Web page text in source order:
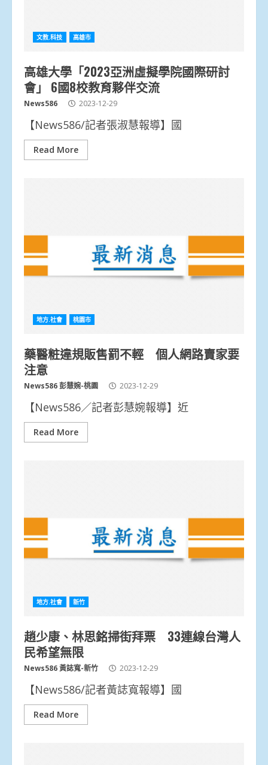
文教.科技 高雄市
高雄大學「2023亞洲虛擬學院國際研討
會」 6國8校教育夥伴交流
News586 2023-12-29
【News586/記者張淑慧報導】國
Read More
地方.社會 桃園市
藥醫粧違規販售罰不輕 個人網路賣家要
注意
News586 彭慧婉-桃園 2023-12-29
【News586／記者彭慧婉報導】近
Read More
地方.社會 新竹
趙少康、林思銘掃街拜票 33連線台灣人
民希望無限
News586 黃誌寬-新竹 2023-12-29
【News586/記者黃誌寬報導】國
Read More